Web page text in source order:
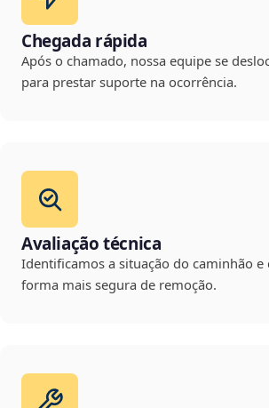
Chegada rápida
Após o chamado, nossa equipe se
para prestar suporte na ocorrência.
Avaliação técnica
Identificamos a situação do caminhão e
forma mais segura de remoção.